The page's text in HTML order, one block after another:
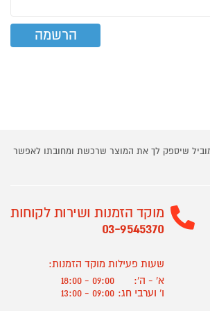
שיספק לך את המוצר שרכשת ומחובתו לאפשר
מוקד הזמנות ושירות לקוחות
03-9545370
שעות פעילות מוקד הזמנות:
א' - ה':
09:00 - 18:00
ו' וערבי חג: 09:00 - 13:00